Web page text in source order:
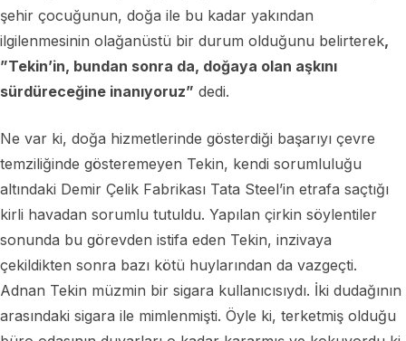
şehir çocuğunun, doğa ile bu kadar yakından
ilgilenmesinin olağanüstü bir durum olduğunu belirterek,
”Tekin’in, bundan sonra da, doğaya olan aşkını
sürdüreceğine inanıyoruz” dedi.
Ne var ki, doğa hizmetlerinde gösterdiği başarıyı çevre
temziliğinde gösteremeyen Tekin, kendi sorumluluğu
altındaki Demir Çelik Fabrikası Tata Steel’in etrafa saçtığı
kirli havadan sorumlu tutuldu. Yapılan çirkin söylentiler
sonunda bu görevden istifa eden Tekin, inzivaya
çekildikten sonra bazı kötü huylarından da vazgeçti.
Adnan Tekin müzmin bir sigara kullanıcısıydı. İki dudağının
arasındaki sigara ile mimlenmişti. Öyle ki, terketmiş olduğu